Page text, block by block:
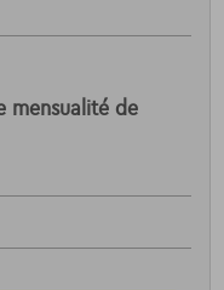
mensualité de